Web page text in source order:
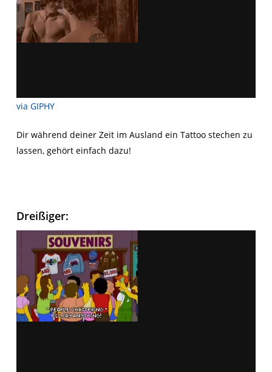
via GIPHY
Dir während deiner Zeit im Ausland ein Tattoo stechen zu
lassen, gehört einfach dazu!
Dreißiger: